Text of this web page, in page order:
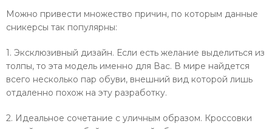
Можно привести множество причин, по которым данные
сникерсы так популярны:
1. Эксклюзивный дизайн. Если есть желание выделиться из
толпы, то эта модель именно для Вас. В мире найдется
всего несколько пар обуви, внешний вид которой лишь
отдаленно похож на эту разработку.
2. Идеальное сочетание с уличным образом. Кроссовки